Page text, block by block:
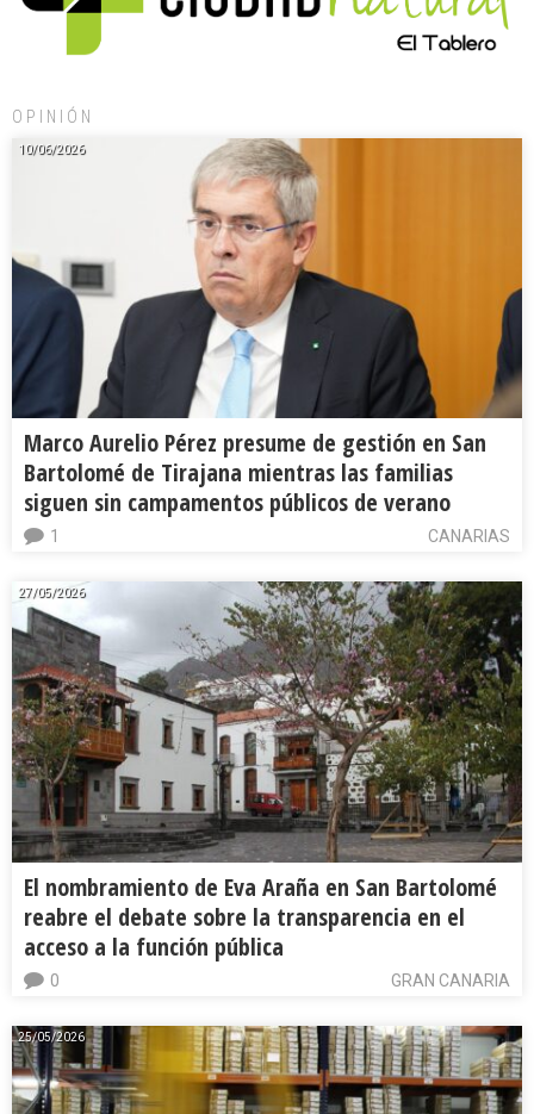
OPINIÓN
10/06/2026
Marco Aurelio Pérez presume de gestión en San
Bartolomé de Tirajana mientras las familias
siguen sin campamentos públicos de verano
CANARIAS
1
27/05/2026
El nombramiento de Eva Araña en San Bartolomé
reabre el debate sobre la transparencia en el
acceso a la función pública
GRAN CANARIA
0
25/05/2026